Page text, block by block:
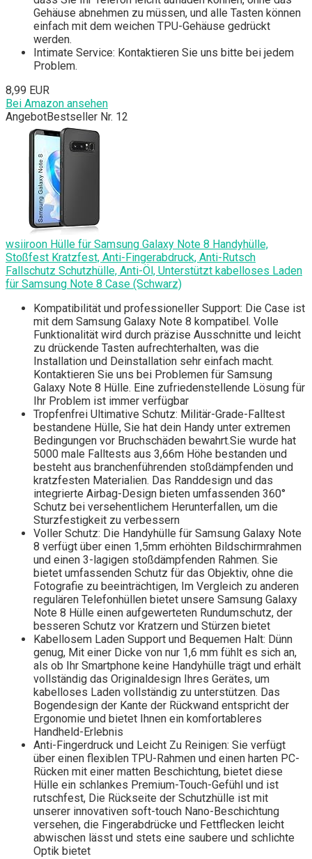
Gehäuse abnehmen zu müssen, und alle Tasten können
einfach mit dem weichen TPU-Gehäuse gedrückt
werden.
Intimate Service: Kontaktieren Sie uns bitte bei jedem
Problem.
8,99 EUR
Bei Amazon ansehen
AngebotBestseller Nr. 12
wsiiroon Hülle für Samsung Galaxy Note 8 Handyhülle,
Stoßfest Kratzfest, Anti-Fingerabdruck, Anti-Rutsch
Fallschutz Schutzhülle, Anti-Öl, Unterstützt kabelloses Laden
für Samsung Note 8 Case (Schwarz)
Kompatibilität und professioneller Support: Die Case ist
mit dem Samsung Galaxy Note 8 kompatibel. Volle
Funktionalität wird durch präzise Ausschnitte und leicht
zu drückende Tasten aufrechterhalten, was die
Installation und Deinstallation sehr einfach macht.
Kontaktieren Sie uns bei Problemen für Samsung
Galaxy Note 8 Hülle. Eine zufriedenstellende Lösung für
Ihr Problem ist immer verfügbar
Tropfenfrei Ultimative Schutz: Militär-Grade-Falltest
bestandene Hülle, Sie hat dein Handy unter extremen
Bedingungen vor Bruchschäden bewahrt.Sie wurde hat
5000 male Falltests aus 3,66m Höhe bestanden und
besteht aus branchenführenden stoßdämpfenden und
kratzfesten Materialien. Das Randdesign und das
integrierte Airbag-Design bieten umfassenden 360°
Schutz bei versehentlichem Herunterfallen, um die
Sturzfestigkeit zu verbessern
Voller Schutz: Die Handyhülle für Samsung Galaxy Note
8 verfügt über einen 1,5mm erhöhten Bildschirmrahmen
und einen 3-lagigen stoßdämpfenden Rahmen. Sie
bietet umfassenden Schutz für das Objektiv, ohne die
Fotografie zu beeinträchtigen, Im Vergleich zu anderen
regulären Telefonhüllen bietet unsere Samsung Galaxy
Note 8 Hülle einen aufgewerteten Rundumschutz, der
besseren Schutz vor Kratzern und Stürzen bietet
Kabellosem Laden Support und Bequemen Halt: Dünn
genug, Mit einer Dicke von nur 1,6 mm fühlt es sich an,
als ob Ihr Smartphone keine Handyhülle trägt und erhält
vollständig das Originaldesign Ihres Gerätes, um
kabelloses Laden vollständig zu unterstützen. Das
Bogendesign der Kante der Rückwand entspricht der
Ergonomie und bietet Ihnen ein komfortableres
Handheld-Erlebnis
Anti-Fingerdruck und Leicht Zu Reinigen: Sie verfügt
über einen flexiblen TPU-Rahmen und einen harten PC-
Rücken mit einer matten Beschichtung, bietet diese
Hülle ein schlankes Premium-Touch-Gefühl und ist
rutschfest, Die Rückseite der Schutzhülle ist mit
unserer innovativen soft-touch Nano-Beschichtung
versehen, die Fingerabdrücke und Fettflecken leicht
abwischen lässt und stets eine saubere und schlichte
Optik bietet